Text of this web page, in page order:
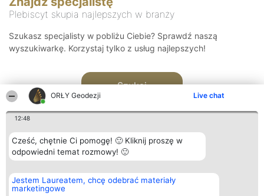
ORŁY Geodezji Live chat
12:48
Cześć, chętnie Ci pomogę! 🙂 Kliknij proszę w
odpowiedni temat rozmowy! 🙂
Jestem Laureatem, chcę odebrać materiały
marketingowe
Plebiscyt skupia najlepszych w branży
Szukasz specjalisty w pobliżu Ciebie? Sprawdź naszą
wyszukiwarkę. Korzystaj tylko z usług najlepszych!
Szukaj
Organizator plebiscytu
Bright Side Solutions sp. z o.
o. sp. k.
Plebiscyt
Laureaci
Kontakt
Kontakt